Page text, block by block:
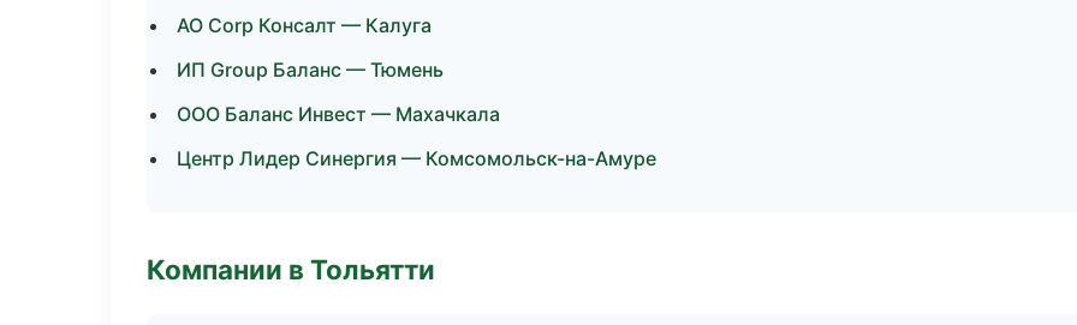
АО Corp Консалт — Калуга
ИП Group Баланс — Тюмень
ООО Баланс Инвест — Махачкала
Центр Лидер Синергия — Комсомольск-на-Амуре
Компании в Тольятти